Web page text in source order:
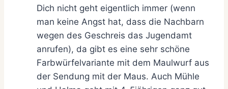
Dich nicht geht eigentlich immer (wenn
man keine Angst hat, dass die Nachbarn
wegen des Geschreis das Jugendamt
anrufen), da gibt es eine sehr schöne
Farbwürfelvariante mit dem Maulwurf aus
der Sendung mit der Maus. Auch Mühle